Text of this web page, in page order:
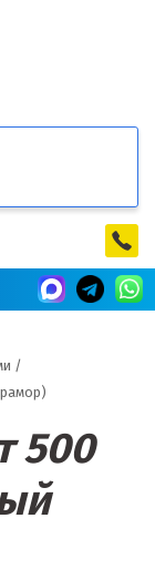
/
500